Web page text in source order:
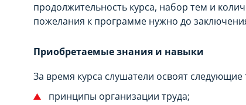
продолжительность курса, набор тем и
пожелания к программе нужно до
Приобретаемые знания и навыки
За время курса слушатели освоят
принципы организации труда;